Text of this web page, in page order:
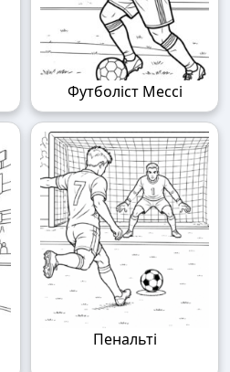
Футболіст Мессі
Пенальті